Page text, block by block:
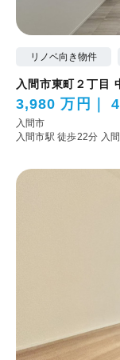
リノベ向き物件
入間市東町２丁目
3,980 万円
入間市
入間市駅 徒歩22分 入